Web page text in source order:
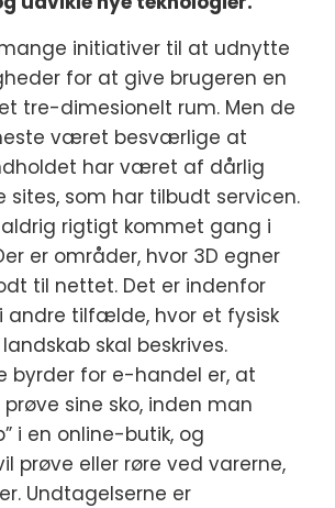
initiativer til at udnytte
for at give brugeren en
tre-dimesionelt rum. Men de
været besværlige at
har været af dårlig
sites, som har tilbudt servicen.
rigtigt kommet gang i
er områder, hvor 3D egner
til nettet. Det er indenfor
andre tilfælde, hvor et fysisk
skal beskrives.
byrder for e-handel er, at
sine sko, inden man
i en online-butik, og
prøve eller røre ved varerne,
Undtagelserne er